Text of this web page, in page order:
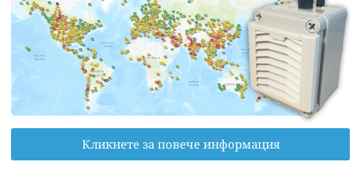
Кликнете за повече информация